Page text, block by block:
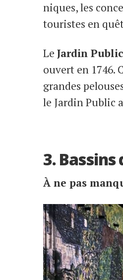
niques, les
touristes en
Le Jardin Public
ouvert en 1746.
grandes
le Jardin Public
3.
À ne pas